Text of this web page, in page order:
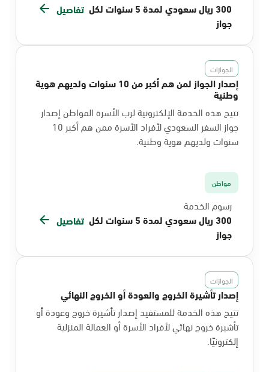
300 ريال سعودي لمدة 5 سنوات لكل
جواز
تفاصيل
الجوازات
إصدار الجواز لمن هم أكبر من 10 سنوات ولديهم هوية
وطنية
تتيح هذه الخدمة الإلكترونية لرب الأسرة المواطن إصدار
جواز السفر السعودي لأفراد الأسرة ممن هم أكبر 10
سنوات ولديهم هوية وطنية.
مواطن
رسوم الخدمة
300 ريال سعودي لمدة 5 سنوات لكل
جواز
تفاصيل
الجوازات
إصدار تأشيرة الخروج والعودة أو الخروج النهائي
تتيح هذه الخدمة للمستفيد إصدار تأشيرة خروج وعودة أو
تأشيرة خروج نهائي لأفراد الأسرة أو العمالة المنزلية
إلكترونيًا.